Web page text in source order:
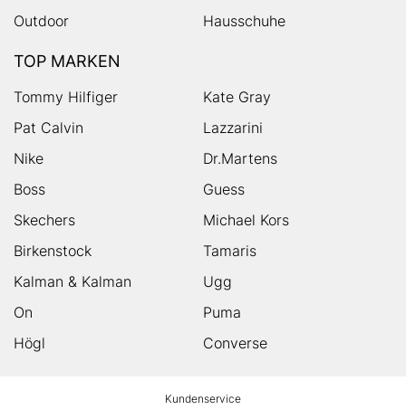
Outdoor
Hausschuhe
TOP MARKEN
Tommy Hilfiger
Kate Gray
Pat Calvin
Lazzarini
Nike
Dr.Martens
Boss
Guess
Skechers
Michael Kors
Birkenstock
Tamaris
Kalman & Kalman
Ugg
On
Puma
Högl
Converse
Kundenservice